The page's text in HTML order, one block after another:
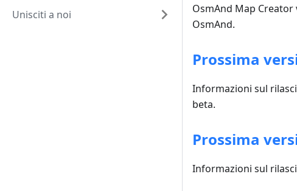
Unisciti a noi
OsmAnd Map
OsmAnd.
Prossima
Informazioni sul
beta.
Prossima
Informazioni sul